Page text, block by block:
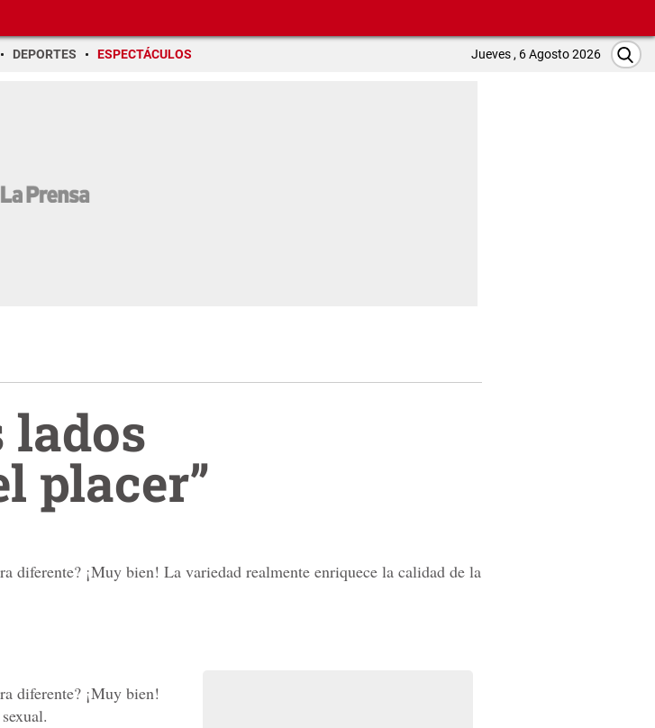
DEPORTES ESPECTÁCULOS Jueves , 6 Agosto 2026
lados
placer”
diferente? ¡Muy bien! La variedad realmente enriquece la calidad de la
diferente? ¡Muy bien!